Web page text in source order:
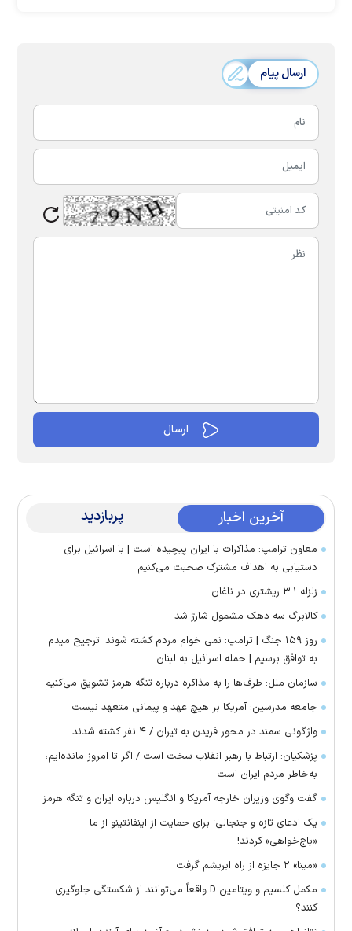
ارسال پیام
آخرین اخبار پربازدید
معاون ترامپ: مذاکرات با ایران پیچیده است | با اسرائیل برای
دستیابی به اهداف مشترک صحبت می‌کنیم
زلزله ۳.۱ ریشتری در ناغان
کالابرگ سه دهک مشمول شارژ شد
روز ۱۵۹ جنگ | ترامپ: نمی خوام مردم کشته شوند؛ ترجیح میدم
به توافق برسیم | حمله اسرائیل به لبنان
سازمان ملل: طرف‌ها را به مذاکره درباره تنگه هرمز تشویق می‌کنیم
جامعه مدرسین: آمریکا بر هیچ عهد و پیمانی متعهد نیست
واژگونی سمند در محور فریدن به تیران / ۴ نفر کشته شدند
پزشکیان: ارتباط با رهبر انقلاب سخت است / اگر تا امروز مانده‌ایم،
به‌خاطر مردم ایران است
گفت وگوی وزیران خارجه آمریکا و انگلیس درباره ایران و تنگه هرمز
یک ادعای تازه و جنجالی؛ برای حمایت از اینفانتینو از ما
«باج‌خواهی» کردند!
«مینا» ۲ جایزه از راه ابریشم گرفت
مکمل کلسیم و ویتامین D واقعاً می‌توانند از شکستگی جلوگیری
کنند؟